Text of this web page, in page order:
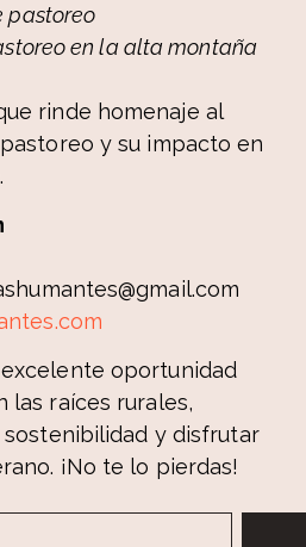
pastoreo
en la alta montaña
rinde homenaje al
y su impacto en
oportunidad
las raíces rurales,
y disfrutar
¡No te lo pierdas!